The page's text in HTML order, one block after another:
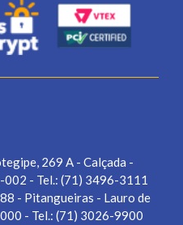
269 A - Calçada -
- Tel.: (71) 3496-3111
- Pitangueiras - Lauro de
- Tel.: (71) 3026-9900